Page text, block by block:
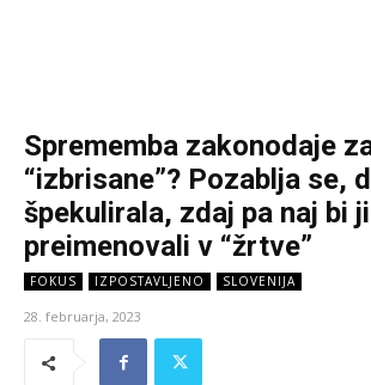
Sprememba zakonodaje
“izbrisane”? Pozablja se,
špekulirala, zdaj pa naj bi
preimenovali v “žrtve”
FOKUS IZPOSTAVLJENO SLOVENIJA
28. februarja, 2023